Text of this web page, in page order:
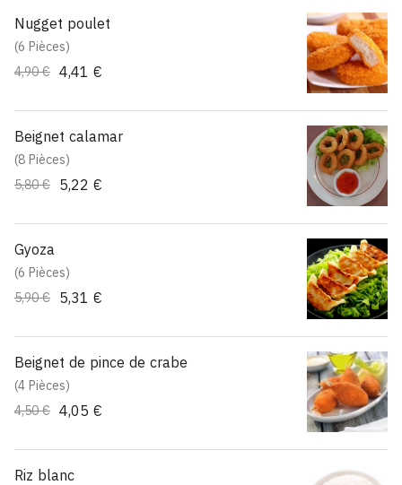
Nugget poulet
(6 Pièces)
4,90 € 4,41 €
Beignet calamar
(8 Pièces)
5,80 €
5,22 €
Gyoza
(6 Pièces)
5,90 €
5,31 €
Beignet de pince de crabe
(4 Pièces)
4,50 € 4,05 €
Riz blanc